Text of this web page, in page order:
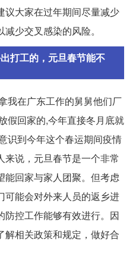
议大家在过年期间尽量减少
少交叉感染的风险。
打工的，元旦春节能不
我在广东工作的舅舅他们厂
假回家的,今年直接冬月底就
识到今年这个春运期间疫情
来说，元旦春节是一个非常
能回家与家人团聚。但考虑
可能会对外来人员的返乡进
防控工作能够有效进行。因
解相关政策和规定，做好合